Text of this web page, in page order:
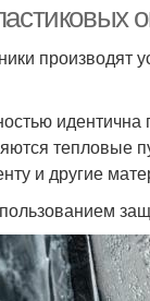
производят
тепловые
и другие